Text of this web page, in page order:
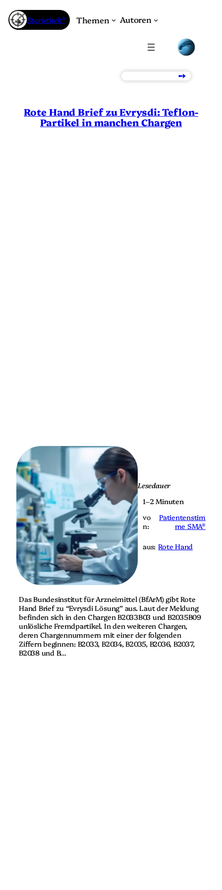
Zum
Inhalt
springen
Storiethek® Themen Autoren
→
Rote Hand Brief zu Evrysdi: Teflon-
Partikel in manchen Chargen
Lesedauer
1–2 Minuten
vo
n:
Patientenstim
me SMA®
aus: Rote Hand
Das Bundesinstitut für Arzneimittel (BfArM) gibt Rote
Hand Brief zu “Evrysdi Lösung” aus. Laut der Meldung
befinden sich in den Chargen B2033B03 und B2035B09
unlösliche Fremdpartikel. In den weiteren Chargen,
deren Chargennummern mit einer der folgenden
Ziffern beginnen: B2033, B2034, B2035, B2036, B2037,
B2038 und B…